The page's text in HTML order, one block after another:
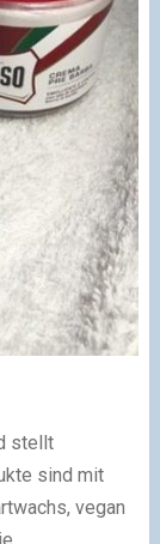
stellt
sind mit
vegan